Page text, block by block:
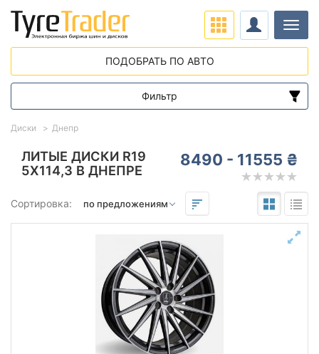
ЛИТЫЕ ДИСКИ R19
5X114,3 В ДНЕПРЕ
8490 - 11555 ₴
Сортировка:
Диски Днепр
ПОДОБРАТЬ ПО АВТО
Фильтр
Диапазон цен
от
до